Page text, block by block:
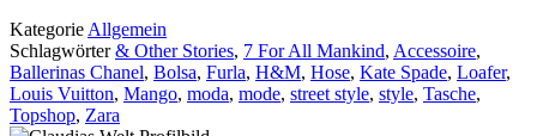
Kategorie Allgemein
Schlagwörter& Other Stories, 7 For All Mankind, Accessoire,
Ballerinas Chanel, Bolsa, Furla, H&M, Hose, Kate Spade, Loafer,
Louis Vuitton, Mango, moda, mode, street style, style, Tasche,
Topshop, Zara